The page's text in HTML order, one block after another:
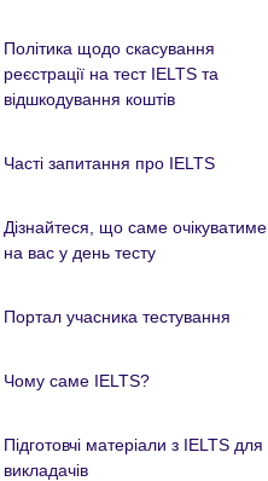
Політика щодо скасування
реєстрації на тест IELTS та
відшкодування коштів
Часті запитання про IELTS
Дізнайтеся, що саме очікуватиме
на вас у день тесту
Портал учасника тестування
Чому саме IELTS?
Підготовчі матеріали з IELTS для
викладачів